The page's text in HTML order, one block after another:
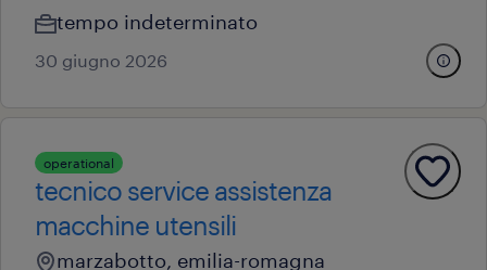
tempo indeterminato
30 giugno 2026
operational
tecnico service assistenza
macchine utensili
marzabotto, emilia-romagna